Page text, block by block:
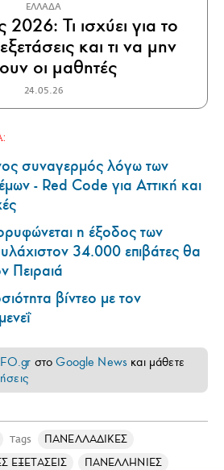
ΕΛΛΑΔΑ
2026: Τι ισχύει για το
και τι να μην
οι μαθητές
24.05.26
συναγερμός λόγω των
- Red Code για Αττική και
η έξοδος των
34.000 επιβάτες θα
Πειραιά
βίντεο με τον
στοGoogle News και μάθετε
Tags
ΠΑΝΕΛΛΑΔΙΚΕΣ
ΕΞΕΤΑΣΕΙΣ
ΠΑΝΕΛΛΗΝΙΕΣ